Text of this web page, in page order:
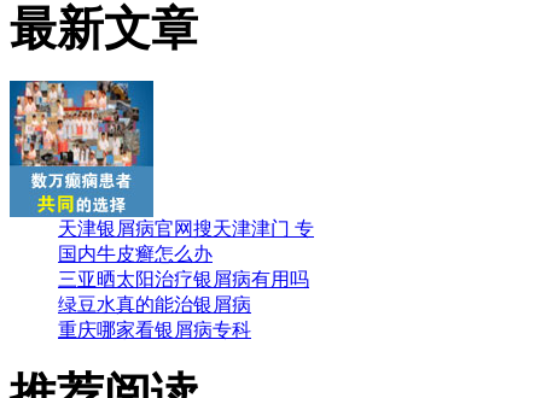
最新文章
天津银屑病官网搜天津津门 专
国内牛皮癣怎么办
三亚晒太阳治疗银屑病有用吗
绿豆水真的能治银屑病
重庆哪家看银屑病专科